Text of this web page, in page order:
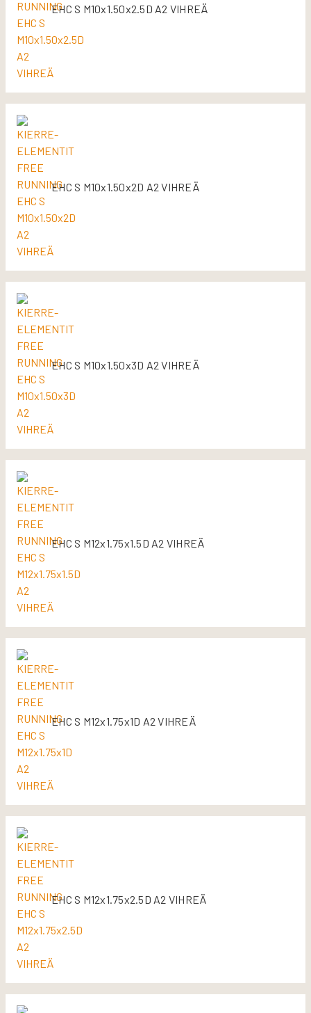
EHC S M10x1.50x2.5D A2 VIHREÄ
EHC S M10x1.50x2D A2 VIHREÄ
EHC S M10x1.50x3D A2 VIHREÄ
EHC S M12x1.75x1.5D A2 VIHREÄ
EHC S M12x1.75x1D A2 VIHREÄ
EHC S M12x1.75x2.5D A2 VIHREÄ